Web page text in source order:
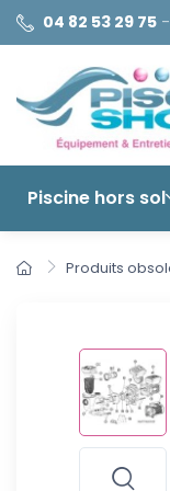
04 82 53 29 75 -
Piscine hors sol
Produits